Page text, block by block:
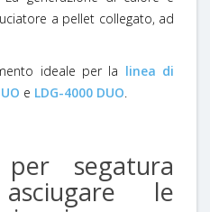
a pellet collegato, ad
ideale per la linea di
e LDG-4000 DUO
per segatura
le